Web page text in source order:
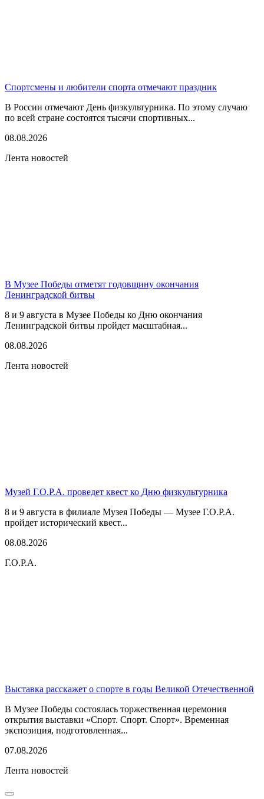
Спортсмены и любители спорта отмечают праздник
В России отмечают День физкультурника. По этому случаю
по всей стране состоятся тысячи спортивных...
08.08.2026
Лента новостей
В Музее Победы отметят годовщину окончания
Ленинградской битвы
8 и 9 августа в Музее Победы ко Дню окончания
Ленинградской битвы пройдет масштабная...
08.08.2026
Лента новостей
Музей Г.О.Р.А. проведет квест ко Дню физкультурника
8 и 9 августа в филиале Музея Победы — Музее Г.О.Р.А.
пройдет исторический квест...
08.08.2026
Г.О.Р.А.
Выставка расскажет о спорте в годы Великой Отечественной
В Музее Победы состоялась торжественная церемония
открытия выставки «Спорт. Спорт. Спорт». Временная
экспозиция, подготовленная...
07.08.2026
Лента новостей